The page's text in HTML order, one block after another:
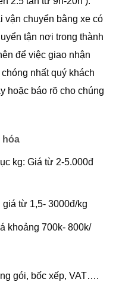
chuyển bằng xe có
tận nơi trong thành
để việc giao nhận
nhất quý khách
hoặc báo rõ cho chúng
hóa
kg: Giá từ 2-5.000đ
từ 1,5- 3000đ/kg
khoảng 700k- 800k/
gói, bốc xếp, VAT….